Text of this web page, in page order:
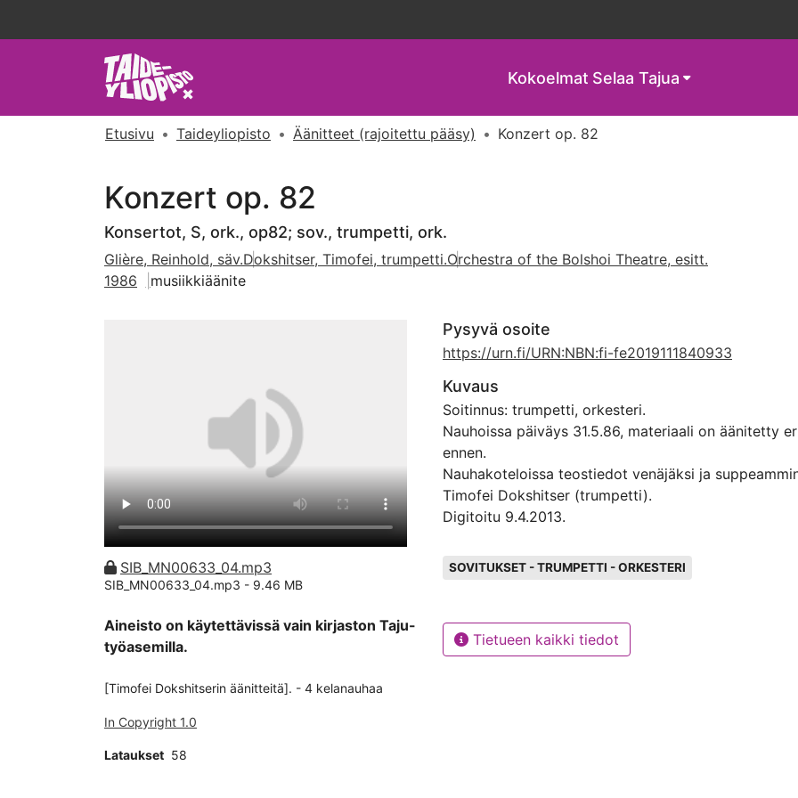
Kokoelmat Selaa Tajua
Etusivu Taideyliopisto Äänitteet (rajoitettu pääsy) Konzert op. 82
Konzert op. 82
Konsertot, S, ork., op82; sov., trumpetti, ork.
Glière, Reinhold, säv.Dokshitser, Timofei, trumpetti.Orchestra of the Bolshoi Theatre, esitt.
1986
musiikkiäänite
SIB_MN00633_04.mp3
SIB_MN00633_04.mp3 - 9.46 MB
Aineisto on käytettävissä vain kirjaston Taju-
työasemilla.
[Timofei Dokshitserin äänitteitä]. - 4 kelanauhaa
In Copyright 1.0
Lataukset 58
Pysyvä osoite
https://urn.fi/URN:NBN:fi-fe2019111840933
Kuvaus
Soitinnus: trumpetti, orkesteri.
Nauhoissa päiväys 31.5.86, materiaali on äänitetty
ennen.
Nauhakoteloissa teostiedot venäjäksi ja
Timofei Dokshitser (trumpetti).
Digitoitu 9.4.2013.
SOVITUKSET - TRUMPETTI - ORKESTERI
Tietueen kaikki tiedot